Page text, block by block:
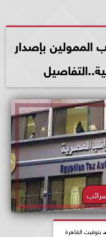
بإصدار
بتوقيت القاهرة